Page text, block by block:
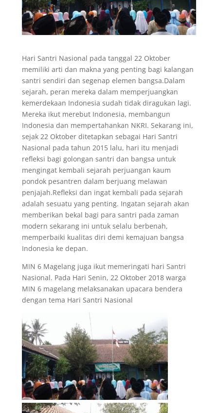
Hari Santri Nasional pada tanggal 22 Oktober
memiliki arti dan makna yang penting bagi kalangan
santri sendiri dan segenap elemen bangsa.Dalam
sejarah, peran mereka dalam memperjuangkan
kemerdekaan Indonesia sudah tidak diragukan lagi.
Mereka ikut merebut Indonesia, membangun
Indonesia dan mempertahankan NKRI. Sekarang ini,
sejak 22 Oktober ditetapkan sebagai Hari Santri
Nasional pada tahun 2015 lalu, hari itu menjadi
refleksi bagi golongan santri dan bangsa untuk
mengingat kembali sejarah perjuangan kaum
pondok pesantren dalam berjuang melawan
penjajah.Refleksi dan ingat kembali pada sejarah
adalah sesuatu yang penting. Ingatan sejarah akan
memberikan bekal bagi para santri pada zaman
modern sekarang ini untuk selalu berbenah,
memperbaiki kualitas diri demi kemajuan bangsa
Indonesia ke depan.
MIN 6 Magelang juga ikut memeringati hari Santri
Nasional. Pada Hari Senin, 22 Oktober 2018 warga
MIN 6 magelang melaksanakan upacara bendera
dengan tema Hari Santri Nasional